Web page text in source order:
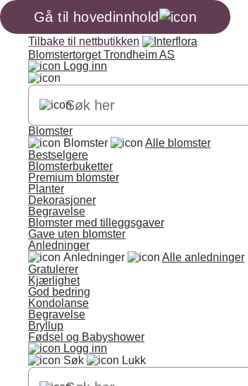
Gå til hovedinnhold
Tilbake til nettbutikken
Blomstertorget Trondheim AS
Logg inn
Blomster
Blomster
Alle blomster
Bestselgere
Blomsterbuketter
Premium blomster
Planter
Dekorasjoner
Begravelse
Blomster med tilleggsgaver
Gave uten blomster
Anledninger
Anledninger
Alle anledninger
Gratulerer
Kjærlighet
God bedring
Kondolanse
Begravelse
Bryllup
Fødsel og Babyshower
Logg inn
Søk
Lukk